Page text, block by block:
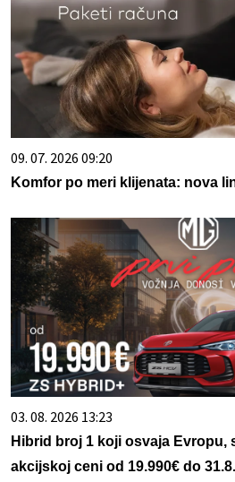
09. 07. 2026 09:20
Komfor po meri klijenata: nova
03. 08. 2026 13:23
Hibrid broj 1 koji osvaja Evropu,
akcijskoj ceni od 19.990€ do 31.8.